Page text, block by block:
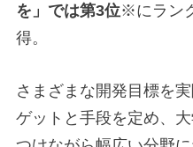
を」では第3位※にラン
得。
さまざまな開発目標を
ゲットと手段を定め、